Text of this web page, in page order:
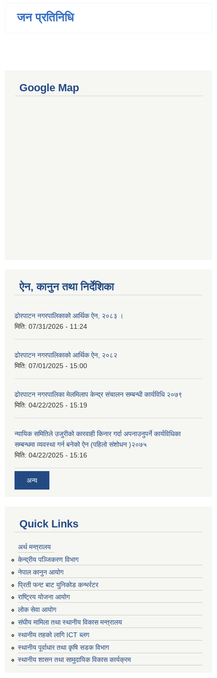
जन प्रतिनिधि
Google Map
ऐन, कानुन तथा निर्देशिका
ढोरपाटन नगरपालिकाको आर्थिक ऐन, २०८३ ।
मिति: 07/31/2026 - 11:24
ढोरपाटन नगरपालिकाको आर्थिक ऐन, २०८२
मिति: 07/01/2025 - 15:00
ढोरपाटन नगरपालिका मेलमिलाप केन्द्र संचालन सम्बन्धी कार्यविधि २०७९
मिति: 04/22/2025 - 15:19
न्यायिक समितिले उजुरीको कारवाही किनार गर्दा अपनाउनुपर्ने कार्यविधिका
सम्बन्धमा व्यवस्था गर्न बनेको ऐन (पहिलो संशोधन )२०७५
मिति: 04/22/2025 - 15:16
अन्य
Quick Links
अर्थ मन्त्रालय
केन्द्रीय पञ्जिकरण विभाग
नेपाल कानुन आयोग
प्रिती फन्ट बाट युनिकोड कन्भर्रटर
राष्ट्रिय योजना आयोग
लोक सेवा आयोग
संघीय मामिला तथा स्थानीय विकास मन्त्रालय
स्थानीय तहको लागि ICT ब्लग
स्थानीय पूर्वाधार तथा कृषि सडक विभाग
स्थानीय शासन तथा सामुदायिक विकास कार्यक्रम